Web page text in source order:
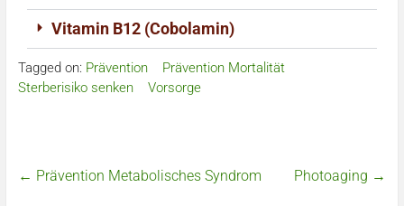
Vitamin B12 (Cobolamin)
Tagged on: Prävention
Prävention Mortalität
Sterberisiko senken
Vorsorge
← Prävention Metabolisches Syndrom Photoaging →